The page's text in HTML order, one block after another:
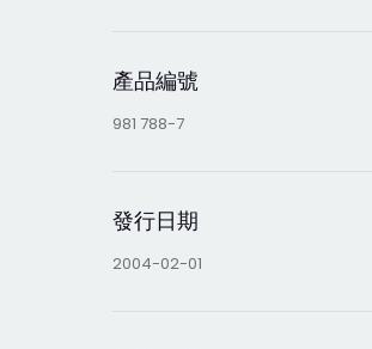
產品編號
981 788-7
發行日期
2004-02-01